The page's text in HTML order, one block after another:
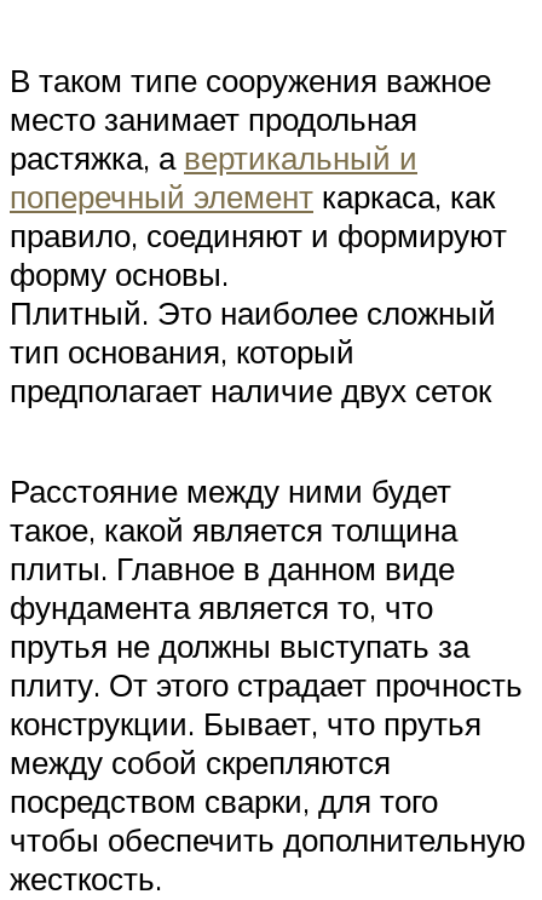
В таком типе сооружения важное
место занимает продольная
растяжка, а вертикальный и
поперечный элемент каркаса, как
правило, соединяют и формируют
форму основы.
Плитный. Это наиболее сложный
тип основания, который
предполагает наличие двух сеток
Расстояние между ними будет
такое, какой является толщина
плиты. Главное в данном виде
фундамента является то, что
прутья не должны выступать за
плиту. От этого страдает прочность
конструкции. Бывает, что прутья
между собой скрепляются
посредством сварки, для того
чтобы обеспечить дополнительную
жесткость.